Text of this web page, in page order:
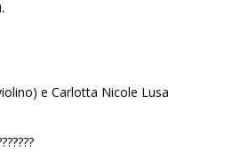
e Carlotta Nicole Lusa